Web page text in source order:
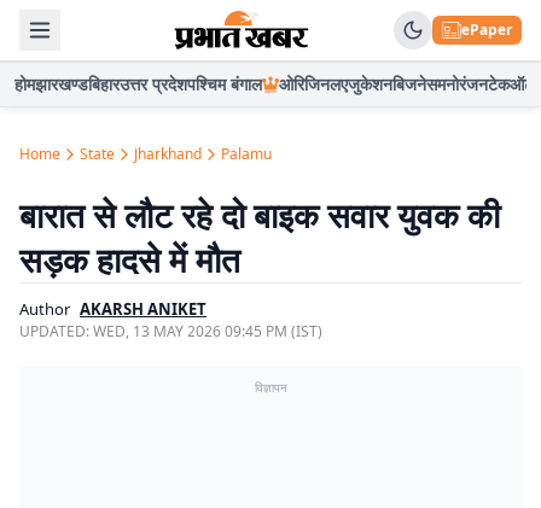
ePaper
होमझारखण्डबिहारउत्तर प्रदेशपश्चिम बंगाल ओरिजिनलएजुकेशनबिजनेसमनोरंजनटेकऑटो
Home State Jharkhand Palamu
बारात से लौट रहे दो बाइक सवार युवक की
सड़क हादसे में मौत
Author AKARSH ANIKET
UPDATED:WED, 13 MAY 2026 09:45 PM (IST)
विज्ञापन